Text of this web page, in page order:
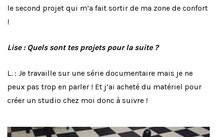
le second projet qui m’a fait sortir de ma zone de confort
!
Lise : Quels sont tes projets pour la suite ?
L. : Je travaille sur une série documentaire mais je ne
peux pas trop en parler ! Et j’ai acheté du matériel pour
créer un studio chez moi donc à suivre !